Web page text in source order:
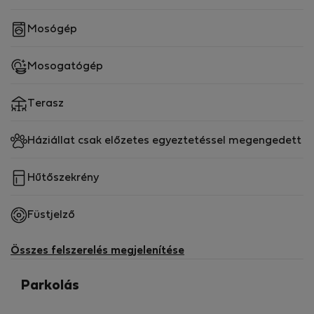
Mosógép
Mosogatógép
Terasz
Háziállat csak előzetes egyeztetéssel megengedett
Hűtőszekrény
Füstjelző
Összes felszerelés megjelenítése
Parkolás